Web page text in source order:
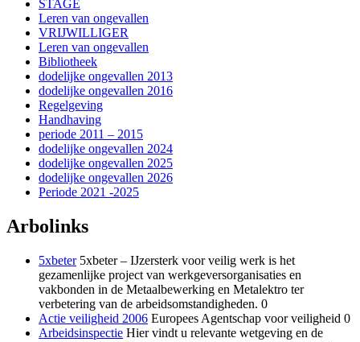
STAGE
Leren van ongevallen
VRIJWILLIGER
Leren van ongevallen
Bibliotheek
dodelijke ongevallen 2013
dodelijke ongevallen 2016
Regelgeving
Handhaving
periode 2011 – 2015
dodelijke ongevallen 2024
dodelijke ongevallen 2025
dodelijke ongevallen 2026
Periode 2021 -2025
Arbolinks
5xbeter5xbeter – IJzersterk voor veilig werk is het
gezamenlijke project van werkgeversorganisaties en
vakbonden in de Metaalbewerking en Metalektro ter
verbetering van de arbeidsomstandigheden. 0
Actie veiligheid 2006 Europees Agentschap voor veiligheid 0
Arbeidsinspectie Hier vindt u relevante wetgeving en de